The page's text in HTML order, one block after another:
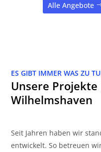
Alle Angebote
ES GIBT IMMER WAS ZU
Unsere
Wilhelmshaven
Seit Jahren haben wir
entwickelt. So betreuen